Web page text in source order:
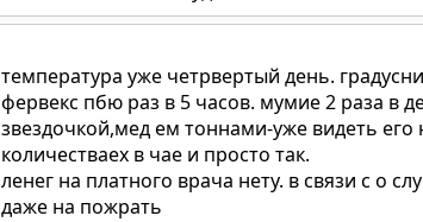
температура уже четрвертый день.
фервекс пбю раз в 5 часов. мумие 2 раза в
звездочкой,мед ем тоннами-уже видеть
количестваех в чае и просто так.
ленег на платного врача нету. в связи с о
даже на пожрать